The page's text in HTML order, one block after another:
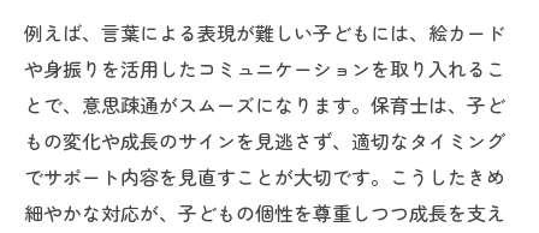
例えば、言葉による表現が難しい子どもには、絵カード
や身振りを活用したコミュニケーションを取り入れるこ
とで、意思疎通がスムーズになります。保育士は、子ど
もの変化や成長のサインを見逃さず、適切なタイミング
でサポート内容を見直すことが大切です。こうしたきめ
細やかな対応が、子どもの個性を尊重しつつ成長を支え